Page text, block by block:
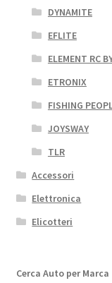
DYNAMITE
EFLITE
ELEMENT RC
ETRONIX
FISHING
JOYSWAY
TLR
Accessori
Elettronica
Elicotteri
Cerca Auto per Marca